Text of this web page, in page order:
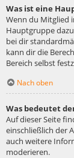
Was ist eine
Wenn du Mitglied
Hauptgruppe
bei dir
kann dir die
Bereich selbst
Nach oben
Was bedeutet
Auf dieser Seite
einschließlich der
auch weitere
moderieren.